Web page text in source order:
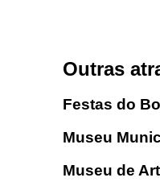
Outras
Festas do
Museu
Museu de